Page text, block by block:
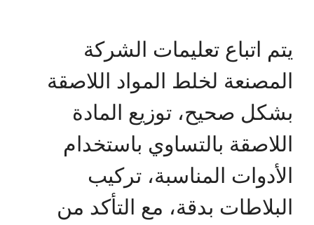
يتم اتباع تعليمات الشركة
المصنعة لخلط المواد اللاصقة
بشكل صحيح، توزيع المادة
اللاصقة بالتساوي باستخدام
الأدوات المناسبة، تركيب
البلاطات بدقة، مع التأكد من